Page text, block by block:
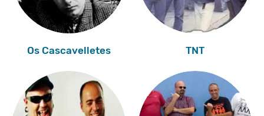
Os Cascavelletes TNT